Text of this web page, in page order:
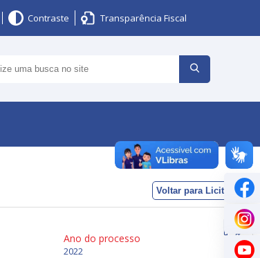
Contraste Transparência Fiscal
Voltar para Licitações
Ano do processo
2022